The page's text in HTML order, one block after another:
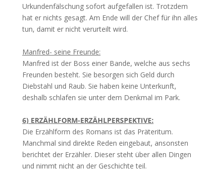
Urkundenfälschung sofort aufgefallen ist. Trotzdem
hat er nichts gesagt. Am Ende will der Chef für ihn alles
tun, damit er nicht verurteilt wird.
Manfred- seine Freunde:
Manfred ist der Boss einer Bande, welche aus sechs
Freunden besteht. Sie besorgen sich Geld durch
Diebstahl und Raub. Sie haben keine Unterkunft,
deshalb schlafen sie unter dem Denkmal im Park.
6) ERZÄHLFORM-ERZÄHLPERSPEKTIVE:
Die Erzählform des Romans ist das Präteritum.
Manchmal sind direkte Reden eingebaut, ansonsten
berichtet der Erzähler. Dieser steht über allen Dingen
und nimmt nicht an der Geschichte teil.